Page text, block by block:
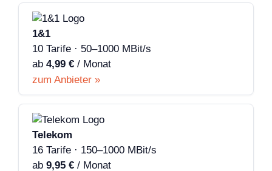
1&1
10 Tarife · 50–1000 MBit/s
ab 4,99 € / Monat
zum Anbieter »
Telekom
16 Tarife · 150–1000 MBit/s
ab 9,95 € / Monat